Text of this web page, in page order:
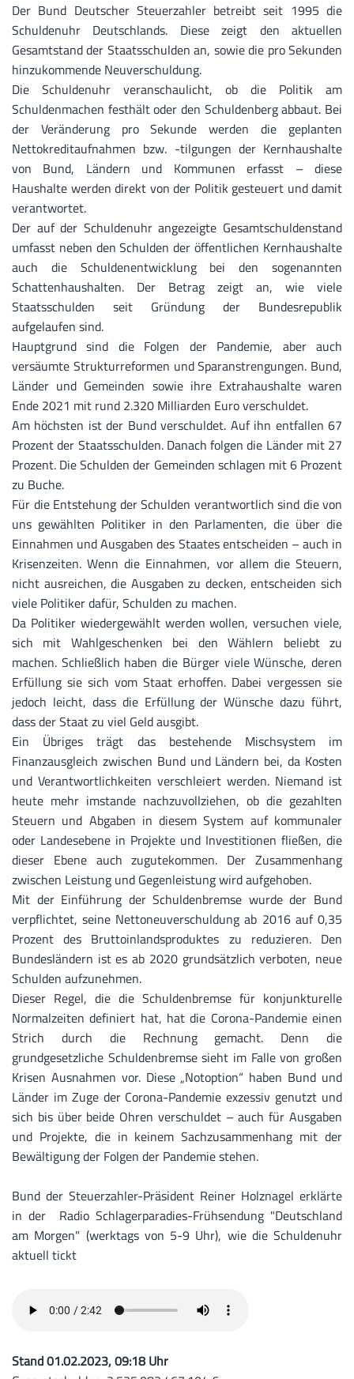
Der Bund Deutscher Steuerzahler betreibt seit 1995 die
Schuldenuhr Deutschlands. Diese zeigt den aktuellen
Gesamtstand der Staatsschulden an, sowie die pro Sekunden
hinzukommende Neuverschuldung.
Die Schuldenuhr veranschaulicht, ob die Politik am
Schuldenmachen festhält oder den Schuldenberg abbaut. Bei
der Veränderung pro Sekunde werden die geplanten
Nettokreditaufnahmen bzw. -tilgungen der Kernhaushalte
von Bund, Ländern und Kommunen erfasst – diese
Haushalte werden direkt von der Politik gesteuert und damit
verantwortet.
Der auf der Schuldenuhr angezeigte Gesamtschuldenstand
umfasst neben den Schulden der öffentlichen Kernhaushalte
auch die Schuldenentwicklung bei den sogenannten
Schattenhaushalten. Der Betrag zeigt an, wie viele
Staatsschulden seit Gründung der Bundesrepublik
aufgelaufen sind.
Hauptgrund sind die Folgen der Pandemie, aber auch
versäumte Strukturreformen und Sparanstrengungen. Bund,
Länder und Gemeinden sowie ihre Extrahaushalte waren
Ende 2021 mit rund 2.320 Milliarden Euro verschuldet.
Am höchsten ist der Bund verschuldet. Auf ihn entfallen 67
Prozent der Staatsschulden. Danach folgen die Länder mit 27
Prozent. Die Schulden der Gemeinden schlagen mit 6 Prozent
zu Buche.
Für die Entstehung der Schulden verantwortlich sind die von
uns gewählten Politiker in den Parlamenten, die über die
Einnahmen und Ausgaben des Staates entscheiden – auch in
Krisenzeiten. Wenn die Einnahmen, vor allem die Steuern,
nicht ausreichen, die Ausgaben zu decken, entscheiden sich
viele Politiker dafür, Schulden zu machen.
Da Politiker wiedergewählt werden wollen, versuchen viele,
sich mit Wahlgeschenken bei den Wählern beliebt zu
machen. Schließlich haben die Bürger viele Wünsche, deren
Erfüllung sie sich vom Staat erhoffen. Dabei vergessen sie
jedoch leicht, dass die Erfüllung der Wünsche dazu führt,
dass der Staat zu viel Geld ausgibt.
Ein Übriges trägt das bestehende Mischsystem im
Finanzausgleich zwischen Bund und Ländern bei, da Kosten
und Verantwortlichkeiten verschleiert werden. Niemand ist
heute mehr imstande nachzuvollziehen, ob die gezahlten
Steuern und Abgaben in diesem System auf kommunaler
oder Landesebene in Projekte und Investitionen fließen, die
dieser Ebene auch zugutekommen. Der Zusammenhang
zwischen Leistung und Gegenleistung wird aufgehoben.
Mit der Einführung der Schuldenbremse wurde der Bund
verpflichtet, seine Nettoneuverschuldung ab 2016 auf 0,35
Prozent des Bruttoinlandsproduktes zu reduzieren. Den
Bundesländern ist es ab 2020 grundsätzlich verboten, neue
Schulden aufzunehmen.
Dieser Regel, die die Schuldenbremse für konjunkturelle
Normalzeiten definiert hat, hat die Corona-Pandemie einen
Strich durch die Rechnung gemacht. Denn die
grundgesetzliche Schuldenbremse sieht im Falle von großen
Krisen Ausnahmen vor. Diese „Notoption“ haben Bund und
Länder im Zuge der Corona-Pandemie exzessiv genutzt und
sich bis über beide Ohren verschuldet – auch für Ausgaben
und Projekte, die in keinem Sachzusammenhang mit der
Bewältigung der Folgen der Pandemie stehen.
Bund der Steuerzahler-Präsident Reiner Holznagel erklärte
in der Radio Schlagerparadies-Frühsendung "Deutschland
am Morgen" (werktags von 5-9 Uhr), wie die Schuldenuhr
aktuell tickt
Stand 01.02.2023, 09:18 Uhr